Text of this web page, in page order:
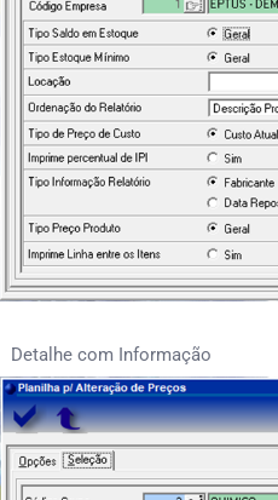
Detalhe com Informação